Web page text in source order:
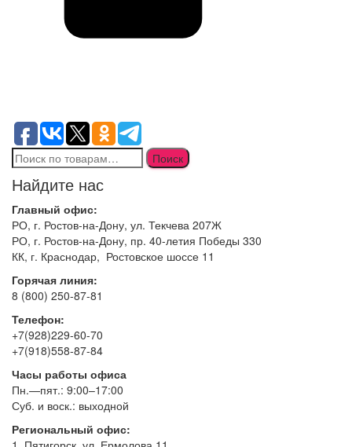
Искать: Поиск
Найдите нас
Главный офис:
РО, г. Ростов-на-Дону, ул. Текчева 207Ж
РО, г. Ростов-на-Дону, пр. 40-летия Победы 330
КК, г. Краснодар, Ростовское шоссе 11
Горячая линия:
8 (800) 250-87-81
Телефон:
+7(928)229-60-70
+7(918)558-87-84
Часы работы офиса
Пн.—пят.: 9:00–17:00
Суб. и воск.: выходной
Региональный офис: